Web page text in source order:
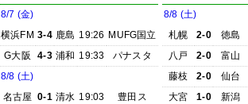
8/7 (金)
横浜FM 3-4 鹿島 19:26 MUFG国立
G大阪
4-3 浦和 19:33
パナスタ
8/8 (土)
名古屋 0-1 清水 19:03
豊田ス
8/8 (土)
札幌
2-0
徳島
八戸
2-0
富山
藤枝
2-0
仙台
大宮
1-0
新潟